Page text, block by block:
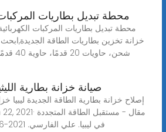
محطة تبديل بطاريات
محطة تبديل بطاريات المركبات
خزانة تخزين بطاريات الطاقة
شحن،
صيانة خزانة بطارية
إصلاح خزانة بطارية الطاقة الجديدة ليبيا
في ليبيا. علي الفارسي. 2021-06-22. 1. الكهرباء النظيفة